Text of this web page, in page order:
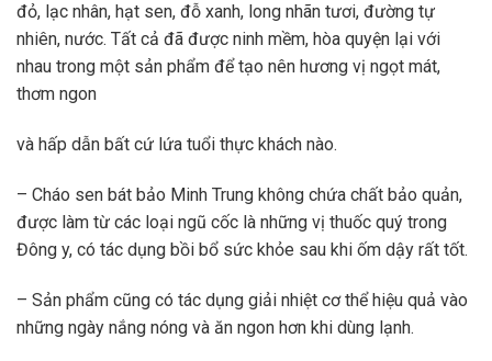
đỏ, lạc nhân, hạt sen, đỗ xanh, long nhãn tươi, đường tự
nhiên, nước. Tất cả đã được ninh mềm, hòa quyện lại với
nhau trong một sản phẩm để tạo nên hương vị ngọt mát,
thơm ngon
và hấp dẫn bất cứ lứa tuổi thực khách nào.
– Cháo sen bát bảo Minh Trung không chứa chất bảo quản,
được làm từ các loại ngũ cốc là những vị thuốc quý trong
Đông y, có tác dụng bồi bổ sức khỏe sau khi ốm dậy rất tốt.
– Sản phẩm cũng có tác dụng giải nhiệt cơ thể hiệu quả vào
những ngày nắng nóng và ăn ngon hơn khi dùng lạnh.